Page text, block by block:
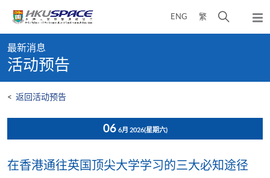
content
ENG 繁
开
弹
出
content
start
最新消息
活动预告
< 返回活动预告
06 6月 2026(星期六)
在香港通往英国顶尖大学学习的三大必知途径